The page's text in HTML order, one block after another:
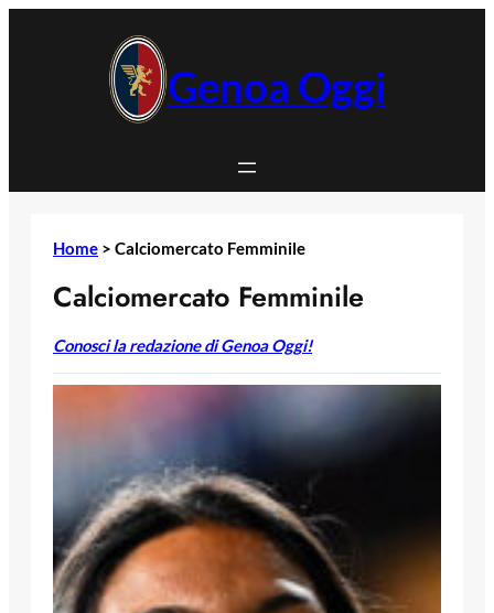
Genoa Oggi
Home > Calciomercato Femminile
Calciomercato Femminile
Conosci la redazione di Genoa Oggi!